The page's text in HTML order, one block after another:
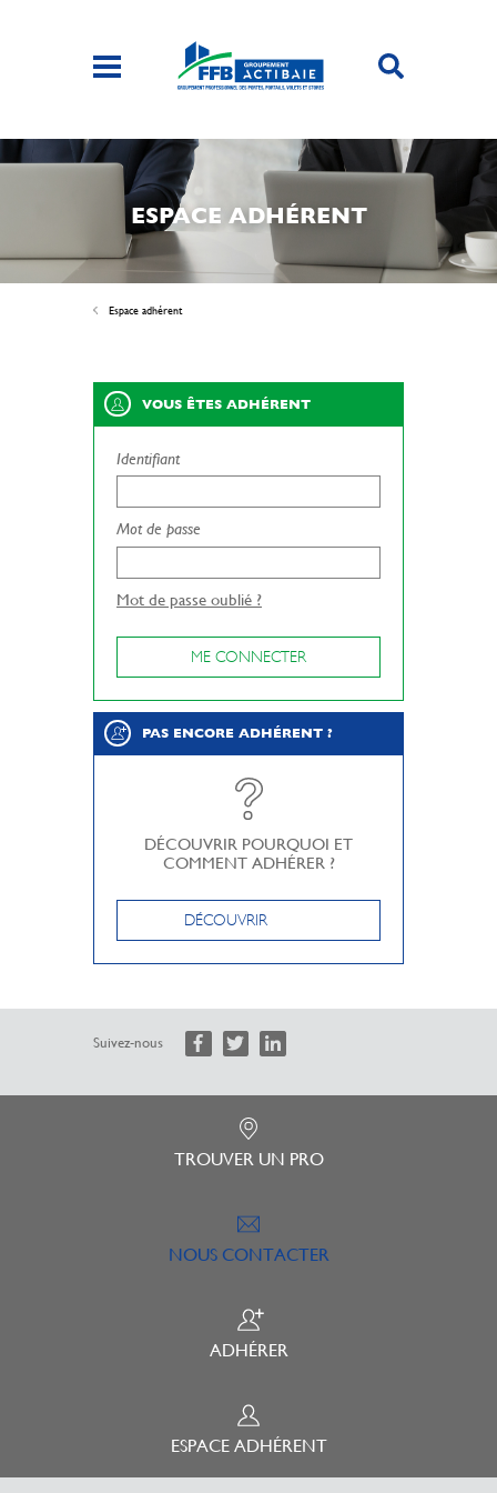
ESPACE ADHÉRENT
Espace adhérent
VOUS ÊTES ADHÉRENT
Identifiant
Mot de passe
Mot de passe oublié ?
ME CONNECTER
PAS ENCORE ADHÉRENT ?
DÉCOUVRIR POURQUOI ET
COMMENT ADHÉRER ?
DÉCOUVRIR
Suivez-nous
TROUVER UN PRO
NOUS CONTACTER
ADHÉRER
ESPACE ADHÉRENT